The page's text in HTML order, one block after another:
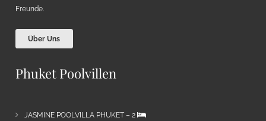
Freunde.
Über Uns
Phuket Poolvillen
JASMINE POOLVILLA PHUKET – 2